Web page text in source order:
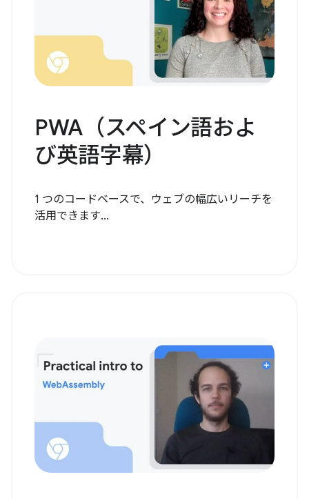
PWA（スペイン語およ
び英語字幕）
1 つのコードベースで、ウェブの幅広いリーチを
活用できます...